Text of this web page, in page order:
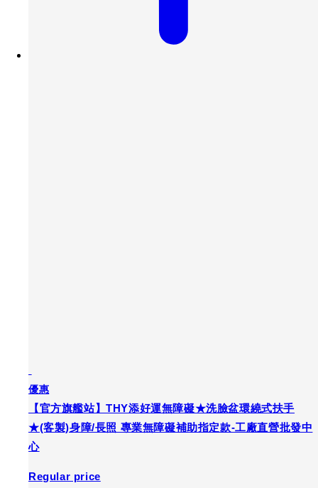
優惠
【官方旗艦站】THY添好運無障礙★洗臉盆環繞式扶手
★(客製)身障/長照 專業無障礙補助指定款-工廠直營批發中
心
Regular price